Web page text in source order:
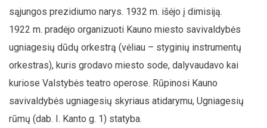
sąjungos prezidiumo narys. 1932 m. išėjo į dimisiją.
1922 m. pradėjo organizuoti Kauno miesto savivaldybės
ugniagesių dūdų orkestrą (vėliau – styginių instrumentų
orkestras), kuris grodavo miesto sode, dalyvaudavo kai
kuriose Valstybės teatro operose. Rūpinosi Kauno
savivaldybės ugniagesių skyriaus atidarymu, Ugniagesių
rūmų (dab. I. Kanto g. 1) statyba.